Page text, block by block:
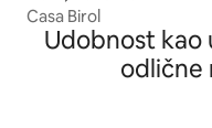
Casa Birol
Udobnost kao
odlične